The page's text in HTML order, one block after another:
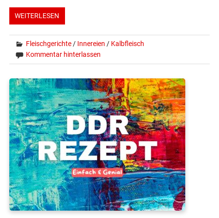
WEITERLESEN
Fleischgerichte / Innereien / Kalbfleisch
Kommentar hinterlassen